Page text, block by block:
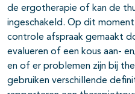
de ergotherapie of kan de
ingeschakeld. Op dit
controle afspraak gemaakt
evalueren of een kous aan-
en of er problemen zijn bij
gebruiken verschillende